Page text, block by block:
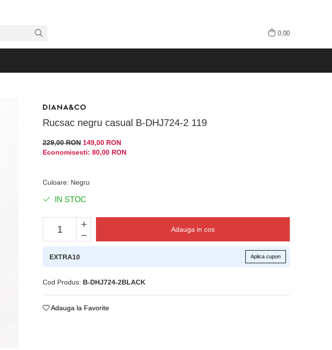
0,00
Rucsac negru casual B-DHJ724-2 119
229,00 RON 149,00 RON
Economisesti: 80,00 RON
Culoare: Negru
IN STOC
Adauga in cos
EXTRA10 Aplica cupon
Cod Produs: B-DHJ724-2BLACK
Adauga la Favorite